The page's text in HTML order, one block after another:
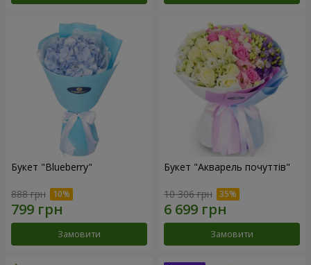
Букет "Blueberry"
888 грн
Замовити
Букет "Акварель почуттів"
10 306 грн
Замовити